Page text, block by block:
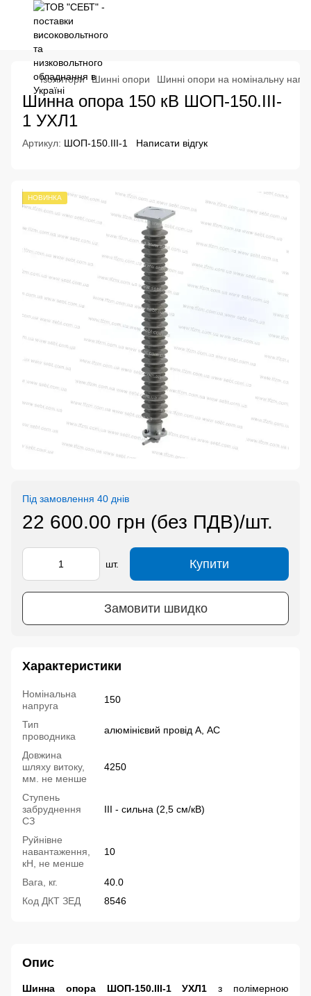
Ізолятори Шинні опори Шинні опори на номінальну
Шинна опора 150 кВ ШОП-150.III-
1 УХЛ1
Артикул: ШОП-150.III-1 Написати відгук
НОВИНКА
Під замовлення 40 днів
22 600.00 грн (без ПДВ)/шт.
шт. Купити
Замовити швидко
Характеристики
Номінальна
напруга
150
Тип
проводника
алюмінієвий провід А, АС
Довжина
шляху витоку,
мм. не менше
4250
Ступень
забруднення
СЗ
III - сильна (2,5 см/кВ)
Руйнівне
навантаження,
кН, не менше
10
Вага, кг.
40.0
Код ДКТ ЗЕД
8546
Опис
Шинна опора ШОП-150.III-1 УХЛ1 з полімерною